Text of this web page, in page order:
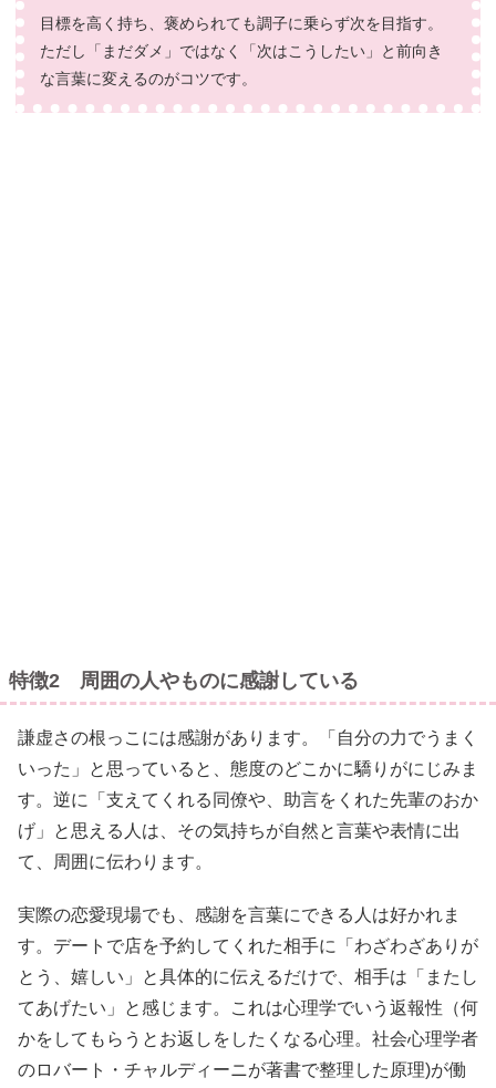
目標を高く持ち、褒められても調子に乗らず次を目指す。
ただし「まだダメ」ではなく「次はこうしたい」と前向き
な言葉に変えるのがコツです。
特徴2 周囲の人やものに感謝している
謙虚さの根っこには感謝があります。「自分の力でうまく
いった」と思っていると、態度のどこかに驕りがにじみま
す。逆に「支えてくれる同僚や、助言をくれた先輩のおか
げ」と思える人は、その気持ちが自然と言葉や表情に出
て、周囲に伝わります。
実際の恋愛現場でも、感謝を言葉にできる人は好かれま
す。デートで店を予約してくれた相手に「わざわざありが
とう、嬉しい」と具体的に伝えるだけで、相手は「またし
てあげたい」と感じます。これは心理学でいう返報性（何
かをしてもらうとお返しをしたくなる心理。社会心理学者
のロバート・チャルディーニが著書で整理した原理)が働